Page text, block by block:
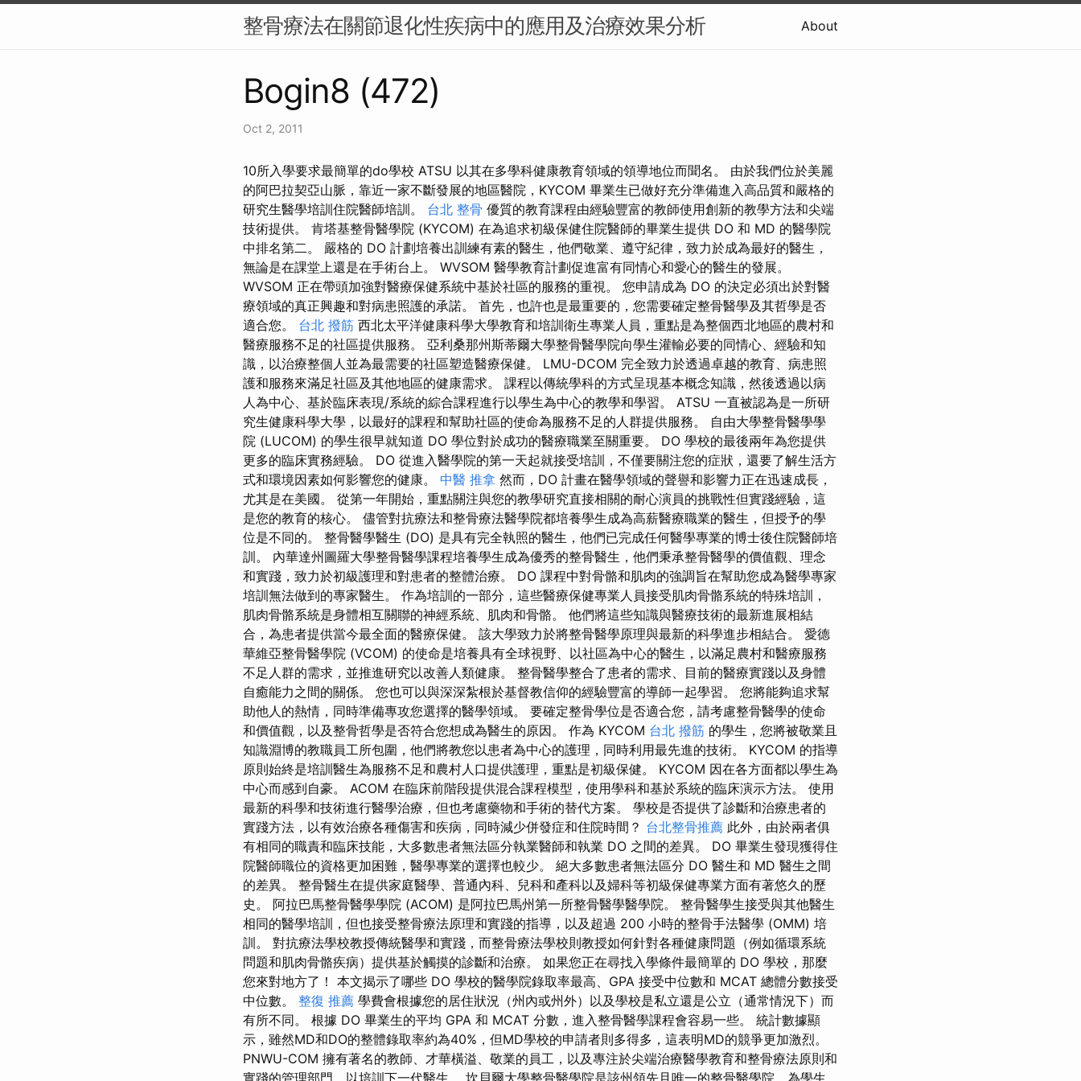
整骨療法在關節退化性疾病中的應用及治療效果分析 About
Bogin8 (472)
Oct 2, 2011
10所入學要求最簡單的do學校 ATSU 以其在多學科健康教育領域的領導地位而聞名。 由於我們位於美麗
的阿巴拉契亞山脈，靠近一家不斷發展的地區醫院，KYCOM 畢業生已做好充分準備進入高品質和嚴格的
研究生醫學培訓住院醫師培訓。 台北 整骨 優質的教育課程由經驗豐富的教師使用創新的教學方法和尖端
技術提供。 肯塔基整骨醫學院 (KYCOM) 在為追求初級保健住院醫師的畢業生提供 DO 和 MD 的醫學院
中排名第二。 嚴格的 DO 計劃培養出訓練有素的醫生，他們敬業、遵守紀律，致力於成為最好的醫生，
無論是在課堂上還是在手術台上。 WVSOM 醫學教育計劃促進富有同情心和愛心的醫生的發展。
WVSOM 正在帶頭加強對醫療保健系統中基於社區的服務的重視。 您申請成為 DO 的決定必須出於對醫
療領域的真正興趣和對病患照護的承諾。 首先，也許也是最重要的，您需要確定整骨醫學及其哲學是否
適合您。 台北 撥筋 西北太平洋健康科學大學教育和培訓衛生專業人員，重點是為整個西北地區的農村和
醫療服務不足的社區提供服務。 亞利桑那州斯蒂爾大學整骨醫學院向學生灌輸必要的同情心、經驗和知
識，以治療整個人並為最需要的社區塑造醫療保健。 LMU-DCOM 完全致力於透過卓越的教育、病患照
護和服務來滿足社區及其他地區的健康需求。 課程以傳統學科的方式呈現基本概念知識，然後透過以病
人為中心、基於臨床表現/系統的綜合課程進行以學生為中心的教學和學習。 ATSU 一直被認為是一所研
究生健康科學大學，以最好的課程和幫助社區的使命為服務不足的人群提供服務。 自由大學整骨醫學學
院 (LUCOM) 的學生很早就知道 DO 學位對於成功的醫療職業至關重要。 DO 學校的最後兩年為您提供
更多的臨床實務經驗。 DO 從進入醫學院的第一天起就接受培訓，不僅要關注您的症狀，還要了解生活方
式和環境因素如何影響您的健康。 中醫 推拿 然而，DO 計畫在醫學領域的聲譽和影響力正在迅速成長，
尤其是在美國。 從第一年開始，重點關注與您的教學研究直接相關的耐心演員的挑戰性但實踐經驗，這
是您的教育的核心。 儘管對抗療法和整骨療法醫學院都培養學生成為高薪醫療職業的醫生，但授予的學
位是不同的。 整骨醫學醫生 (DO) 是具有完全執照的醫生，他們已完成任何醫學專業的博士後住院醫師培
訓。 內華達州圖羅大學整骨醫學課程培養學生成為優秀的整骨醫生，他們秉承整骨醫學的價值觀、理念
和實踐，致力於初級護理和對患者的整體治療。 DO 課程中對骨骼和肌肉的強調旨在幫助您成為醫學專家
培訓無法做到的專家醫生。 作為培訓的一部分，這些醫療保健專業人員接受肌肉骨骼系統的特殊培訓，
肌肉骨骼系統是身體相互關聯的神經系統、肌肉和骨骼。 他們將這些知識與醫療技術的最新進展相結
合，為患者提供當今最全面的醫療保健。 該大學致力於將整骨醫學原理與最新的科學進步相結合。 愛德
華維亞整骨醫學院 (VCOM) 的使命是培養具有全球視野、以社區為中心的醫生，以滿足農村和醫療服務
不足人群的需求，並推進研究以改善人類健康。 整骨醫學整合了患者的需求、目前的醫療實踐以及身體
自癒能力之間的關係。 您也可以與深深紮根於基督教信仰的經驗豐富的導師一起學習。 您將能夠追求幫
助他人的熱情，同時準備專攻您選擇的醫學領域。 要確定整骨學位是否適合您，請考慮整骨醫學的使命
和價值觀，以及整骨哲學是否符合您想成為醫生的原因。 作為 KYCOM 台北 撥筋 的學生，您將被敬業且
知識淵博的教職員工所包圍，他們將教您以患者為中心的護理，同時利用最先進的技術。 KYCOM 的指導
原則始終是培訓醫生為服務不足和農村人口提供護理，重點是初級保健。 KYCOM 因在各方面都以學生為
中心而感到自豪。 ACOM 在臨床前階段提供混合課程模型，使用學科和基於系統的臨床演示方法。 使用
最新的科學和技術進行醫學治療，但也考慮藥物和手術的替代方案。 學校是否提供了診斷和治療患者的
實踐方法，以有效治療各種傷害和疾病，同時減少併發症和住院時間？ 台北整骨推薦 此外，由於兩者俱
有相同的職責和臨床技能，大多數患者無法區分執業醫師和執業 DO 之間的差異。 DO 畢業生發現獲得住
院醫師職位的資格更加困難，醫學專業的選擇也較少。 絕大多數患者無法區分 DO 醫生和 MD 醫生之間
的差異。 整骨醫生在提供家庭醫學、普通內科、兒科和產科以及婦科等初級保健專業方面有著悠久的歷
史。 阿拉巴馬整骨醫學學院 (ACOM) 是阿拉巴馬州第一所整骨醫學醫學院。 整骨醫學生接受與其他醫生
相同的醫學培訓，但也接受整骨療法原理和實踐的指導，以及超過 200 小時的整骨手法醫學 (OMM) 培
訓。 對抗療法學校教授傳統醫學和實踐，而整骨療法學校則教授如何針對各種健康問題（例如循環系統
問題和肌肉骨骼疾病）提供基於觸摸的診斷和治療。 如果您正在尋找入學條件最簡單的 DO 學校，那麼
您來對地方了！ 本文揭示了哪些 DO 學校的醫學院錄取率最高、GPA 接受中位數和 MCAT 總體分數接受
中位數。 整復 推薦 學費會根據您的居住狀況（州內或州外）以及學校是私立還是公立（通常情況下）而
有所不同。 根據 DO 畢業生的平均 GPA 和 MCAT 分數，進入整骨醫學課程會容易一些。 統計數據顯
示，雖然MD和DO的整體錄取率約為40%，但MD學校的申請者則多得多，這表明MD的競爭更加激烈。
PNWU-COM 擁有著名的教師、才華橫溢、敬業的員工，以及專注於尖端治療醫學教育和整骨療法原則和
實踐的管理部門，以培訓下一代醫生。 坎貝爾大學整骨醫學院是該州領先且唯一的整骨醫學院，為學生